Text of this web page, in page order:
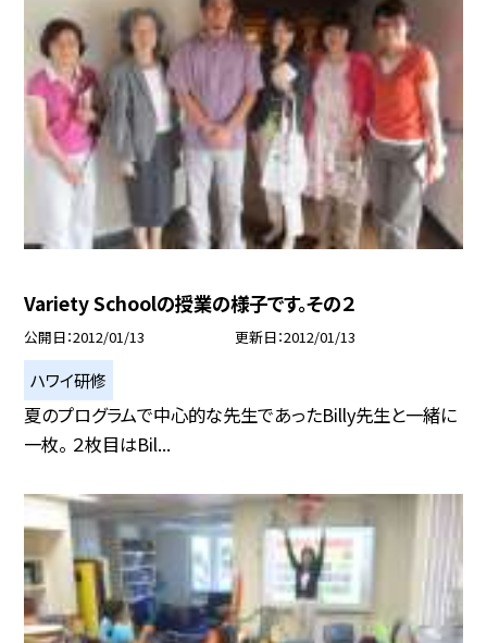
Variety Schoolの授業の様子です。その２
公開日 2012/01/13 更新日 2012/01/13
ハワイ研修
夏のプログラムで中心的な先生であったBilly先生と一緒に
一枚。 ２枚目はBil...